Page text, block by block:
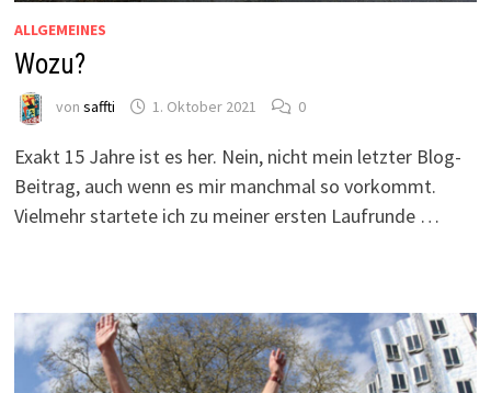
ALLGEMEINES
Wozu?
von saffti 1. Oktober 2021 0
Exakt 15 Jahre ist es her. Nein, nicht mein letzter Blog-
Beitrag, auch wenn es mir manchmal so vorkommt.
Vielmehr startete ich zu meiner ersten Laufrunde …